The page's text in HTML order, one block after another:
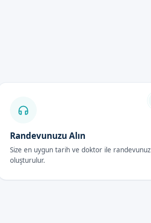
önemlidir. Ayrıca,
gelmesi ve doktorun
Randevunuzu Alın
Size en uygun tarih ve doktor ile randevunuz
oluşturulur.